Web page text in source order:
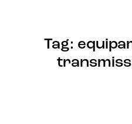
Tag: